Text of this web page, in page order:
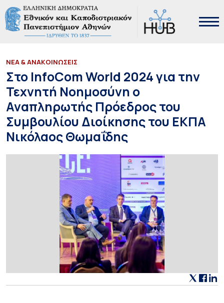
ΝΕΑ & ΑΝΑΚΟΙΝΩΣΕΙΣ
Στο InfoCom World 2024 για την
Τεχνητή Νοημοσύνη ο
Αναπληρωτής Πρόεδρος του
Συμβουλίου Διοίκησης του ΕΚΠΑ
Νικόλαος Θωμαΐδης